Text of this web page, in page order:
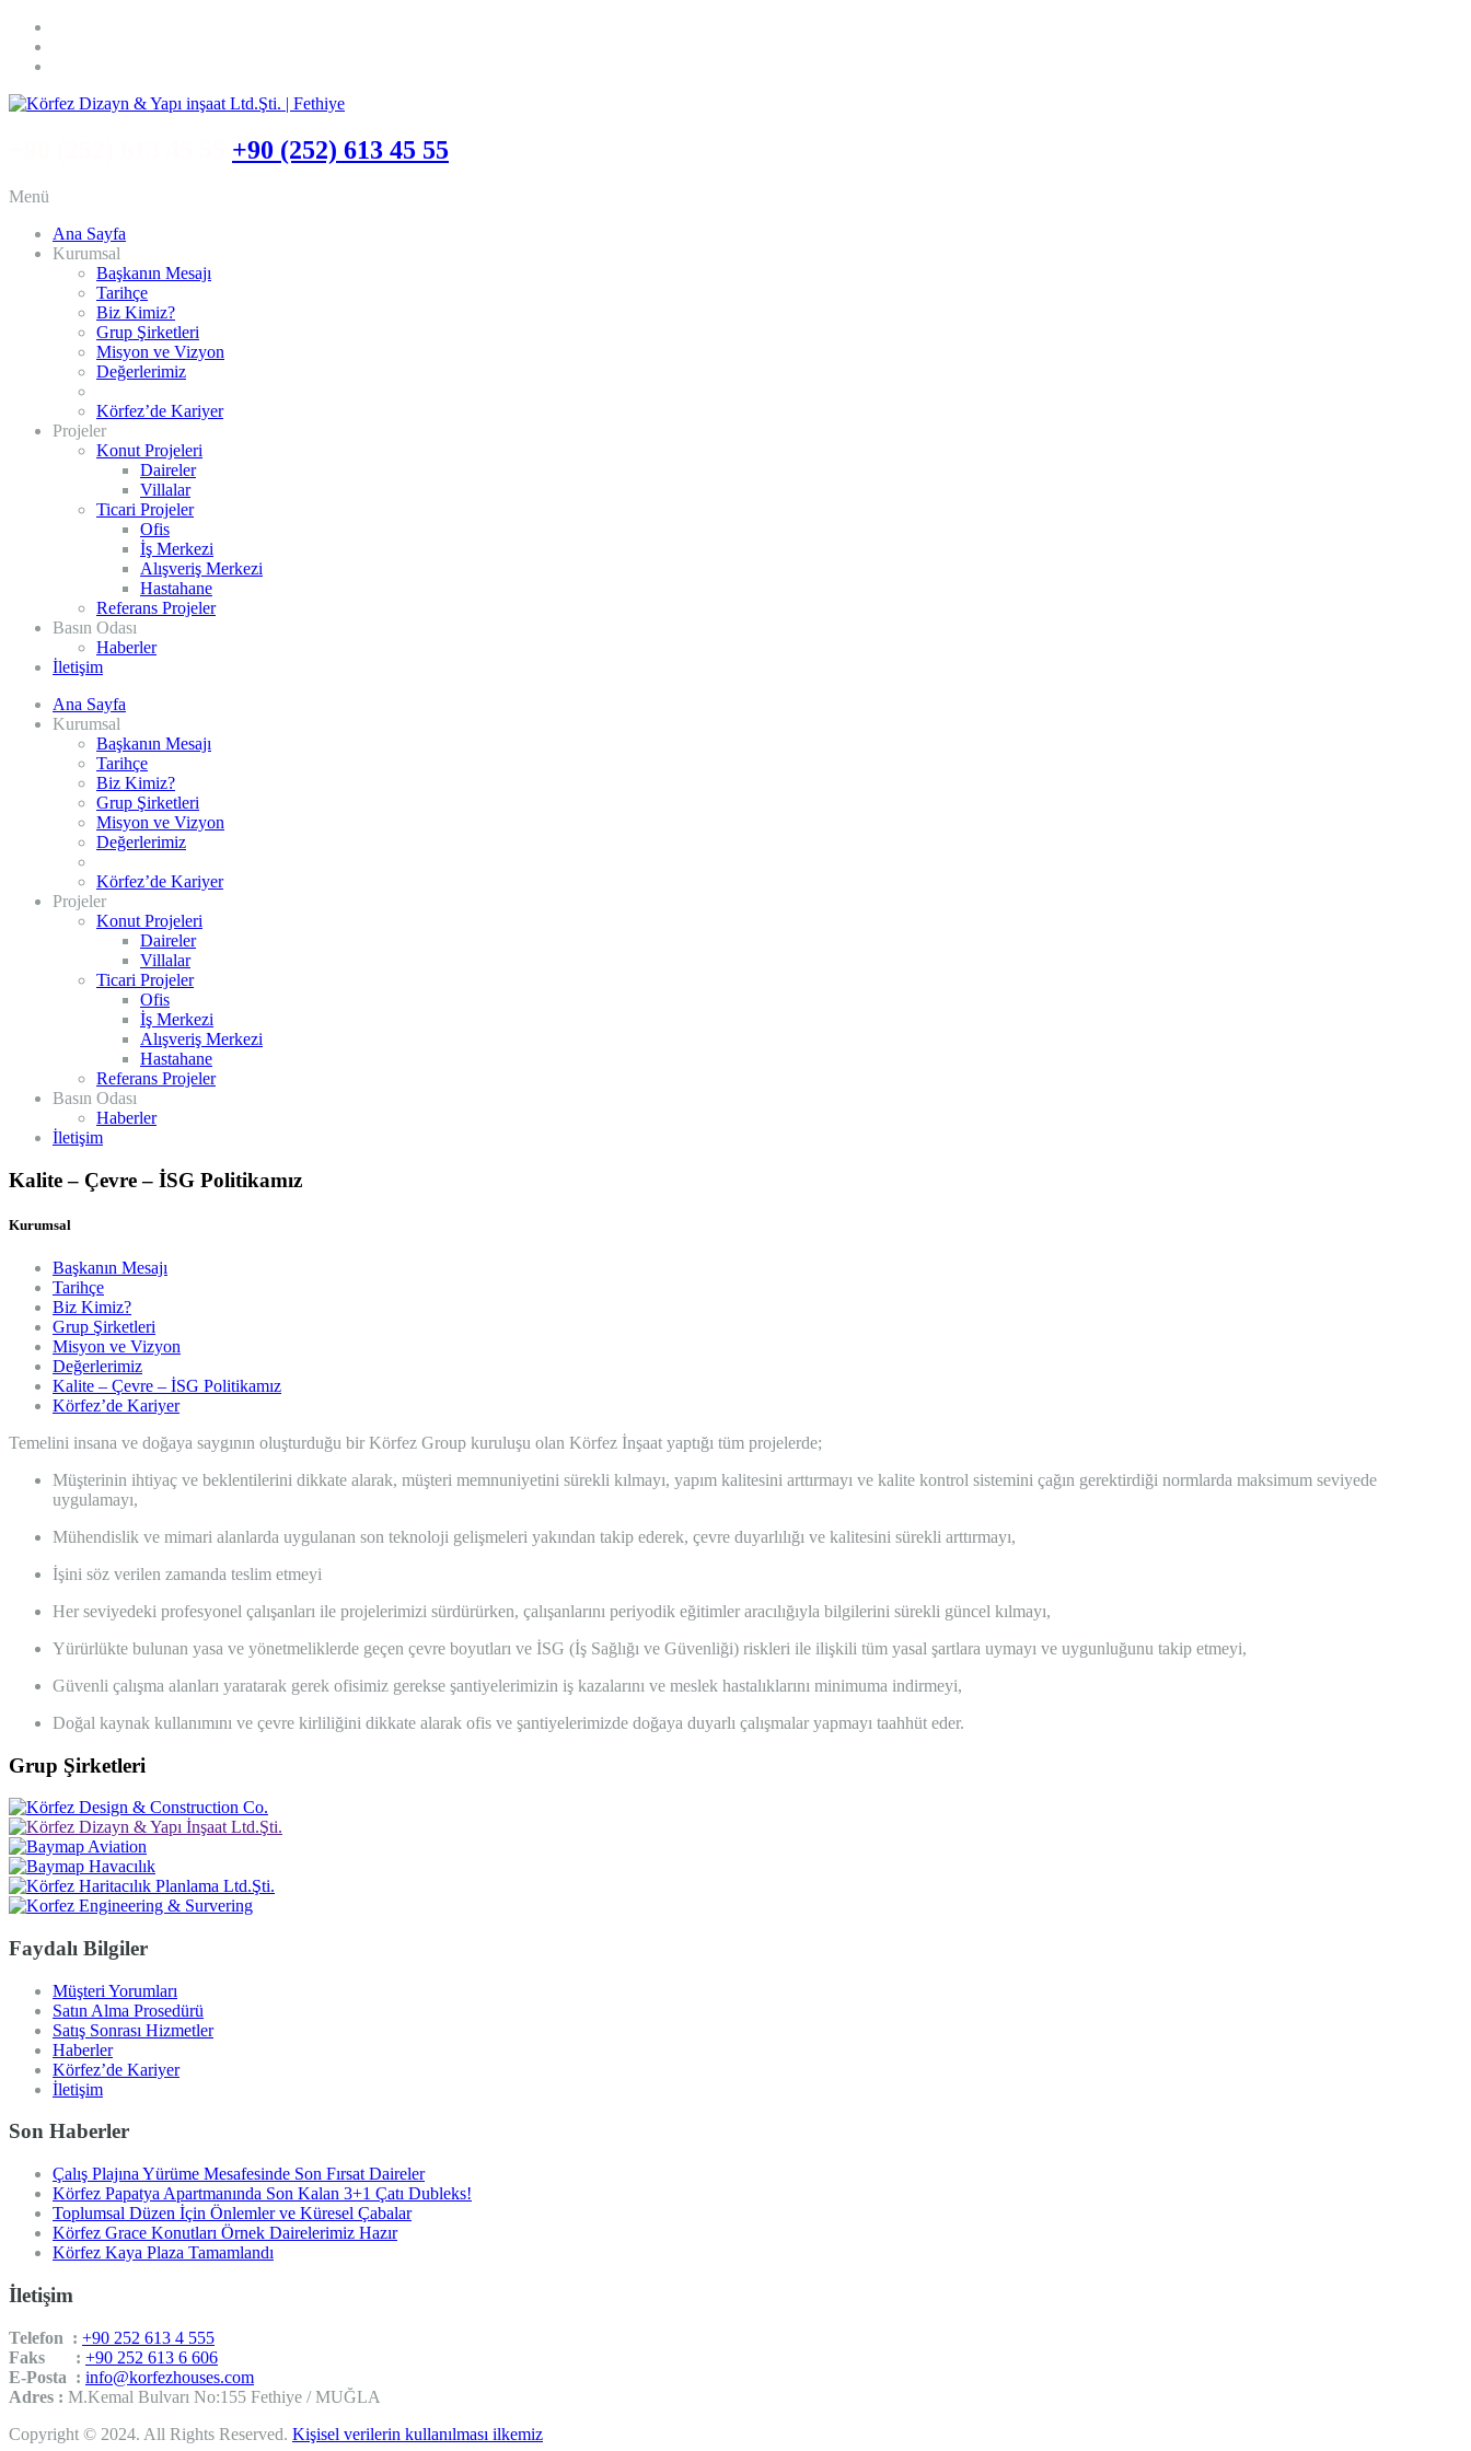
+90 (252) 613 45 55
Menü
Ana Sayfa
Kurumsal
Başkanın Mesajı
Tarihçe
Biz Kimiz?
Grup Şirketleri
Misyon ve Vizyon
Değerlerimiz
Körfez’de Kariyer
Projeler
Konut Projeleri
Daireler
Villalar
Ticari Projeler
Ofis
İş Merkezi
Alışveriş Merkezi
Hastahane
Referans Projeler
Basın Odası
Haberler
İletişim
Ana Sayfa
Kurumsal
Başkanın Mesajı
Tarihçe
Biz Kimiz?
Grup Şirketleri
Misyon ve Vizyon
Değerlerimiz
Körfez’de Kariyer
Projeler
Konut Projeleri
Daireler
Villalar
Ticari Projeler
Ofis
İş Merkezi
Alışveriş Merkezi
Hastahane
Referans Projeler
Basın Odası
Haberler
İletişim
Kalite – Çevre – İSG Politikamız
Kurumsal
Başkanın Mesajı
Tarihçe
Biz Kimiz?
Grup Şirketleri
Misyon ve Vizyon
Değerlerimiz
Kalite – Çevre – İSG Politikamız
Körfez’de Kariyer
Temelini insana ve doğaya saygının oluşturduğu bir Körfez Group kuruluşu olan Körfez İnşaat yaptığı tüm projelerde;
Müşterinin ihtiyaç ve beklentilerini dikkate alarak, müşteri memnuniyetini sürekli kılmayı, yapım kalitesini arttırmayı ve kalite kontrol sistemini çağın gerektirdiği normlarda maksimum seviyede
uygulamayı,
Mühendislik ve mimari alanlarda uygulanan son teknoloji gelişmeleri yakından takip ederek, çevre duyarlılığı ve kalitesini sürekli arttırmayı,
İşini söz verilen zamanda teslim etmeyi
Her seviyedeki profesyonel çalışanları ile projelerimizi sürdürürken, çalışanlarını periyodik eğitimler aracılığıyla bilgilerini sürekli güncel kılmayı,
Yürürlükte bulunan yasa ve yönetmeliklerde geçen çevre boyutları ve İSG (İş Sağlığı ve Güvenliği) riskleri ile ilişkili tüm yasal şartlara uymayı ve uygunluğunu takip etmeyi,
Güvenli çalışma alanları yaratarak gerek ofisimiz gerekse şantiyelerimizin iş kazalarını ve meslek hastalıklarını minimuma indirmeyi,
Doğal kaynak kullanımını ve çevre kirliliğini dikkate alarak ofis ve şantiyelerimizde doğaya duyarlı çalışmalar yapmayı taahhüt eder.
Grup Şirketleri
Faydalı Bilgiler
Müşteri Yorumları
Satın Alma Prosedürü
Satış Sonrası Hizmetler
Haberler
Körfez’de Kariyer
İletişim
Son Haberler
Çalış Plajına Yürüme Mesafesinde Son Fırsat Daireler
Körfez Papatya Apartmanında Son Kalan 3+1 Çatı Dubleks!
Toplumsal Düzen İçin Önlemler ve Küresel Çabalar
Körfez Grace Konutları Örnek Dairelerimiz Hazır
Körfez Kaya Plaza Tamamlandı
İletişim
Telefon : +90 252 613 4 555
Faks : +90 252 613 6 606
E-Posta : info@korfezhouses.com
Adres : M.Kemal Bulvarı No:155 Fethiye / MUĞLA
Copyright © 2024. All Rights Reserved. Kişisel verilerin kullanılması ilkemiz